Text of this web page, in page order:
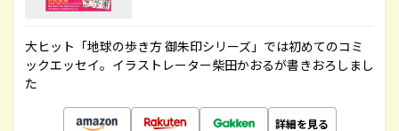
大ヒット「地球の歩き方 御朱印シリーズ」では初めてのコミ
ックエッセイ。イラストレーター柴田かおるが書きおろしまし
た
詳細を見る